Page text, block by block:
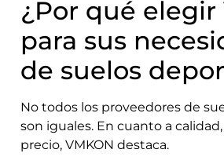
¿Por qué elegir
para sus
de suelos
No todos los proveedores de
son iguales. En cuanto a
precio, VMKON destaca.